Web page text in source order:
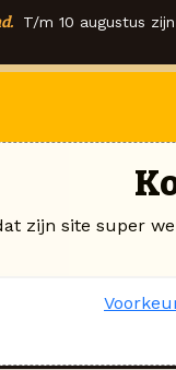
T/m 10 augustus
zijn site super